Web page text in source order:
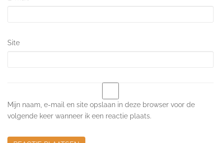
Site
Mijn naam, e-mail en site opslaan in deze browser voor de
volgende keer wanneer ik een reactie plaats.